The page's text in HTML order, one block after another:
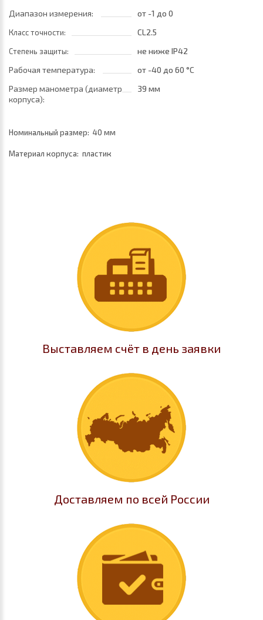
Диапазон измерения:
от -1 до 0
Класс точности: CL2.5
Степень защиты:
не ниже IP42
Рабочая температура:
от -40 до 60 °C
Размер манометра (диаметр
корпуса):
39 мм
Номинальный размер: 40 мм
Материал корпуса: пластик
Выставляем счёт в день заявки
Доставляем по всей России